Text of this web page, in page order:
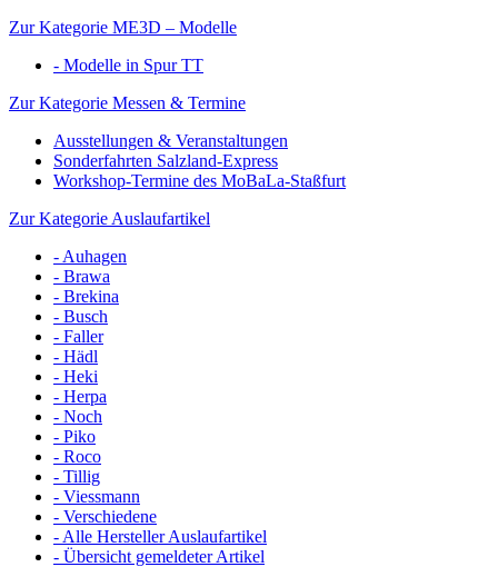
Zur Kategorie ME3D – Modelle
- Modelle in Spur TT
Zur Kategorie Messen & Termine
Ausstellungen & Veranstaltungen
Sonderfahrten Salzland-Express
Workshop-Termine des MoBaLa-Staßfurt
Zur Kategorie Auslaufartikel
- Auhagen
- Brawa
- Brekina
- Busch
- Faller
- Hädl
- Heki
- Herpa
- Noch
- Piko
- Roco
- Tillig
- Viessmann
- Verschiedene
- Alle Hersteller Auslaufartikel
- Übersicht gemeldeter Artikel